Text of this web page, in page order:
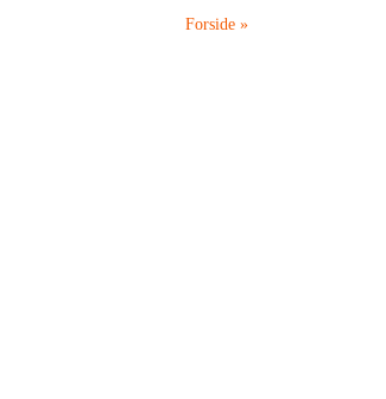
Forside »